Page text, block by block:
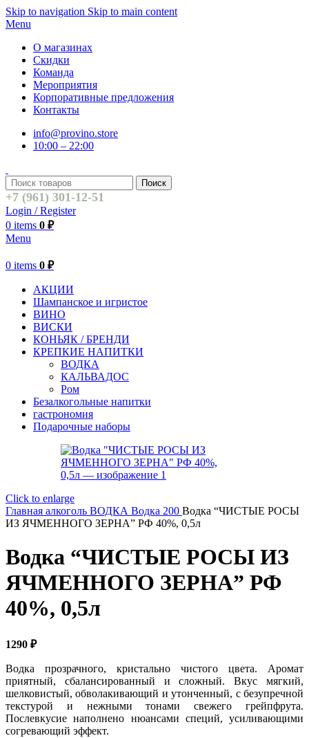
Skip to navigation Skip to main content
Menu
О магазинах
Скидки
Команда
Мероприятия
Корпоративные предложения
Контакты
info@provino.store
10:00 – 22:00
Поиск
+7 (961) 301-12-51
Login / Register
0 items 0 ₽
Menu
0 items 0 ₽
АКЦИИ
Шампанское и игристое
ВИНО
ВИСКИ
КОНЬЯК / БРЕНДИ
КРЕПКИЕ НАПИТКИ
ВОДКА
КАЛЬВАДОС
Ром
Безалкогольные напитки
гастрономия
Подарочные наборы
Click to enlarge
Главная алкоголь ВОДКА Водка 200 Водка “ЧИСТЫЕ РОСЫ
ИЗ ЯЧМЕННОГО ЗЕРНА” РФ 40%, 0,5л
Водка “ЧИСТЫЕ РОСЫ ИЗ
ЯЧМЕННОГО ЗЕРНА” РФ
40%, 0,5л
1290 ₽
Водка прозрачного, кристально чистого цвета. Аромат
приятный, сбалансированный и сложный. Вкус мягкий,
шелковистый, обволакивающий и утонченный, с безупречной
текстурой и нежными тонами свежего грейпфрута.
Послевкусие наполнено нюансами специй, усиливающими
согревающий эффект.